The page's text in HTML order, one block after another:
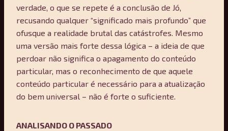
verdade, o que se repete é a conclusão de Jó,
recusando qualquer “significado mais profundo” que
ofusque a realidade brutal das catástrofes. Mesmo
uma versão mais forte dessa lógica – a ideia de que
perdoar não significa o apagamento do conteúdo
particular, mas o reconhecimento de que aquele
conteúdo particular é necessário para a atualização
do bem universal – não é forte o suficiente.
ANALISANDO O PASSADO